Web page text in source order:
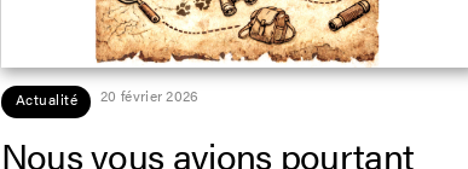
Actualité 20 février 2026
Nous vous avions pourtant